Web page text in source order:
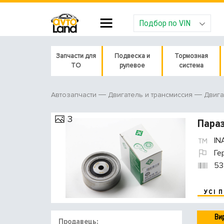
Подбор по VIN
Запчасти для
ТО
Подвеска и
рулевое
Тормозная
система
Автозапчасти Двигатель и трансмиссия
3
УСІ
Продавець: